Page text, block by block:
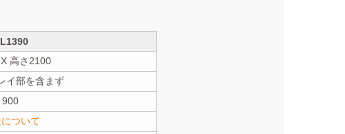
高さ2100
イ部を含まず
900
ついて